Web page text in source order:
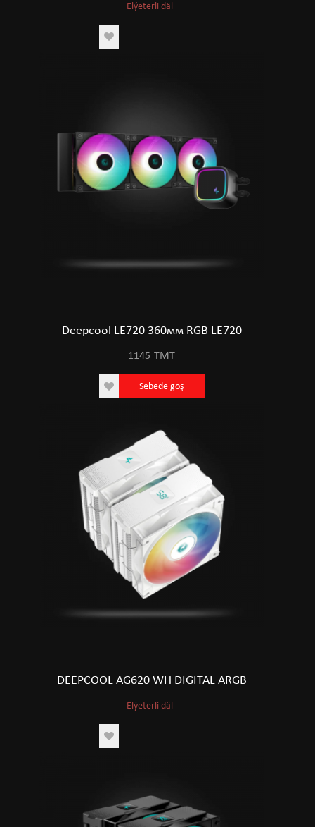
Elýeterli däl
Deepcool LE720 360мм RGB LE720
1145 TMT
Sebede goş
DEEPCOOL AG620 WH DIGITAL ARGB
Elýeterli däl